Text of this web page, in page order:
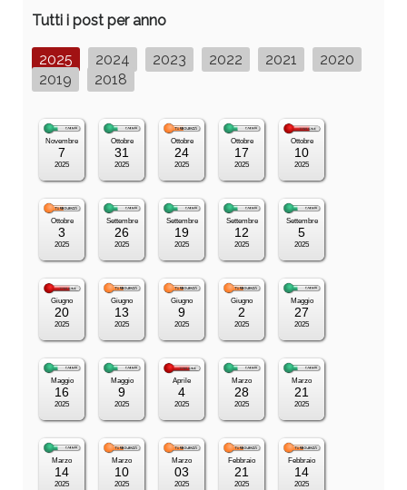
Tutti i post per anno
2025 2024 2023 2022 2021
2020
2019
2018
Novembre
7
2025
Ottobre
31
2025
Ottobre
24
2025
Ottobre
17
2025
Ottobre
10
2025
Ottobre
3
2025
Settembre
26
2025
Settembre
19
2025
Settembre
12
2025
Settembre
5
2025
Giugno
20
2025
Giugno
13
2025
Giugno
9
2025
Giugno
2
2025
Maggio
27
2025
Maggio
16
2025
Maggio
9
2025
Aprile
4
2025
Marzo
28
2025
Marzo
21
2025
Marzo
14
2025
Marzo
10
2025
Marzo
03
2025
Febbraio
21
2025
Febbraio
14
2025